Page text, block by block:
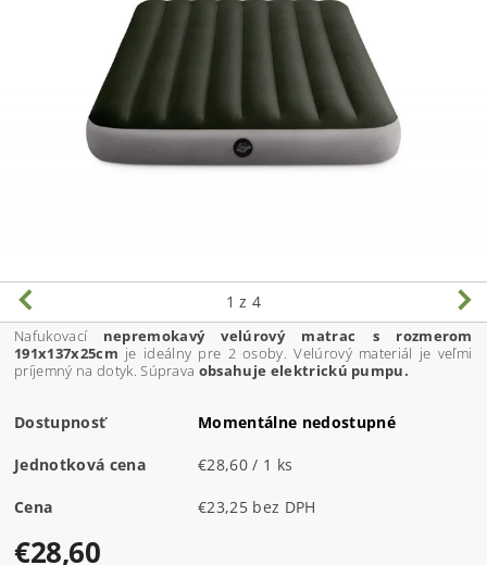
1 z 4
Nafukovací nepremokavý velúrový matrac s rozmerom
191x137x25cm je ideálny pre 2 osoby. Velúrový materiál je veľmi
príjemný na dotyk. Súprava obsahuje elektrickú pumpu.
Dostupnosť Momentálne nedostupné
Jednotková cena €28,60 / 1 ks
Cena €23,25 bez DPH
€28,60